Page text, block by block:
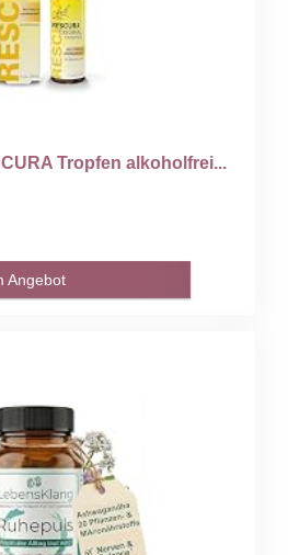
Tropfen alkoholfrei...
Angebot